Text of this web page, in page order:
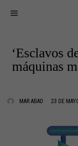
‘Esclavos
máquinas
MAR ABAD 23 DE